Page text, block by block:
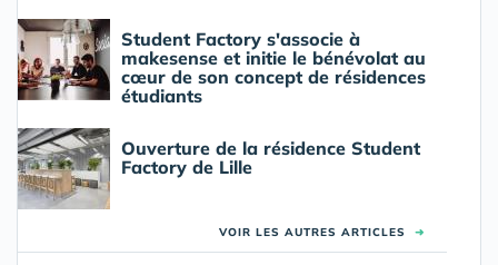
Student Factory s'associe à
makesense et initie le bénévolat au
cœur de son concept de résidences
étudiants
Ouverture de la résidence Student
Factory de Lille
VOIR LES AUTRES ARTICLES ➜